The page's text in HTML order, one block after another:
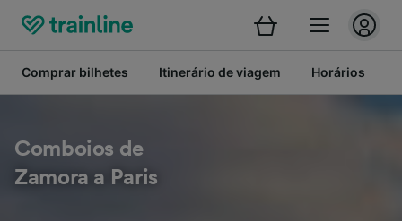
Comprar bilhetes Itinerário de viagem Horários
Comboios de
Zamora a Paris